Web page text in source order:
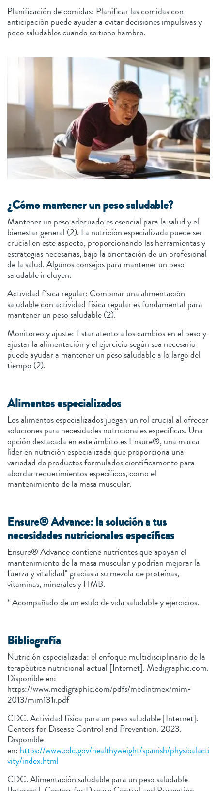
Planificación de comidas: Planificar las comidas con
anticipación puede ayudar a evitar decisiones impulsivas y
poco saludables cuando se tiene hambre.
¿Cómo mantener un peso saludable?
Mantener un peso adecuado es esencial para la salud y el
bienestar general (2). La nutrición especializada puede ser
crucial en este aspecto, proporcionando las herramientas y
estrategias necesarias, bajo la orientación de un profesional
de la salud. Algunos consejos para mantener un peso
saludable incluyen:
Actividad física regular: Combinar una alimentación
saludable con actividad física regular es fundamental para
mantener un peso saludable (2).
Monitoreo y ajuste: Estar atento a los cambios en el peso y
ajustar la alimentación y el ejercicio según sea necesario
puede ayudar a mantener un peso saludable a lo largo del
tiempo (2).
Alimentos especializados
Los alimentos especializados juegan un rol crucial al ofrecer
soluciones para necesidades nutricionales específicas. Una
opción destacada en este ámbito es Ensure®, una marca
líder en nutrición especializada que proporciona una
variedad de productos formulados científicamente para
abordar requerimientos específicos, como el
mantenimiento de la masa muscular.
Ensure® Advance: la solución a tus
necesidades nutricionales específicas
Ensure® Advance contiene nutrientes que apoyan el
mantenimiento de la masa muscular y podrían mejorar la
fuerza y vitalidad* gracias a su mezcla de proteínas,
vitaminas, minerales y HMB.
* Acompañado de un estilo de vida saludable y ejercicios.
Bibliografía
Nutrición especializada: el enfoque multidisciplinario de la
terapéutica nutricional actual [Internet]. Medigraphic.com.
Disponible en:
https://www.medigraphic.com/pdfs/medintmex/mim-
2013/mim131i.pdf
CDC. Actividad física para un peso saludable [Internet].
Centers for Disease Control and Prevention. 2023.
Disponible
en: https://www.cdc.gov/healthyweight/spanish/physicalacti
vity/index.html
CDC. Alimentación saludable para un peso saludable